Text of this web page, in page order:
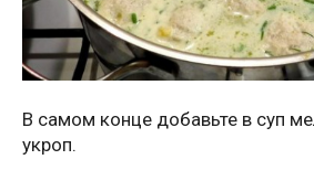
В самом конце добавьте в суп
укроп.